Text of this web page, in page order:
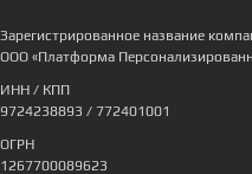
Зарегистрированное название
ООО «Платформа
ИНН / КПП
9724238893 / 772401001
ОГРН
1267700089623